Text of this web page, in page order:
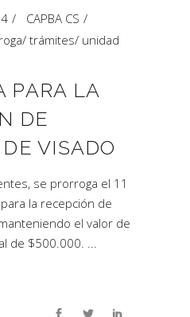
CAPBA CS
/ trámites/ unidad
PARA LA
DE
VISADO
se prorroga el 11
la recepción de
el valor de
de $500.000.